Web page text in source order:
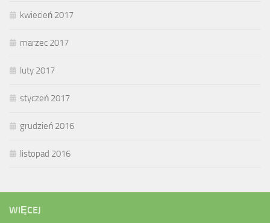
kwiecień 2017
marzec 2017
luty 2017
styczeń 2017
grudzień 2016
listopad 2016
WIĘCEJ